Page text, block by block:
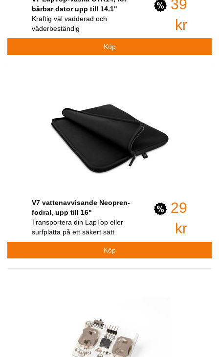
bärbar dator upp till 14.1"
Kraftig väl vadderad och
väderbeständig
39
kr
V7 vattenavvisande Neopren-
fodral, upp till 16"
Transportera din LapTop eller
surfplatta på ett säkert sätt
29
kr